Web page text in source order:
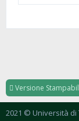
Versione
2021 © Università di